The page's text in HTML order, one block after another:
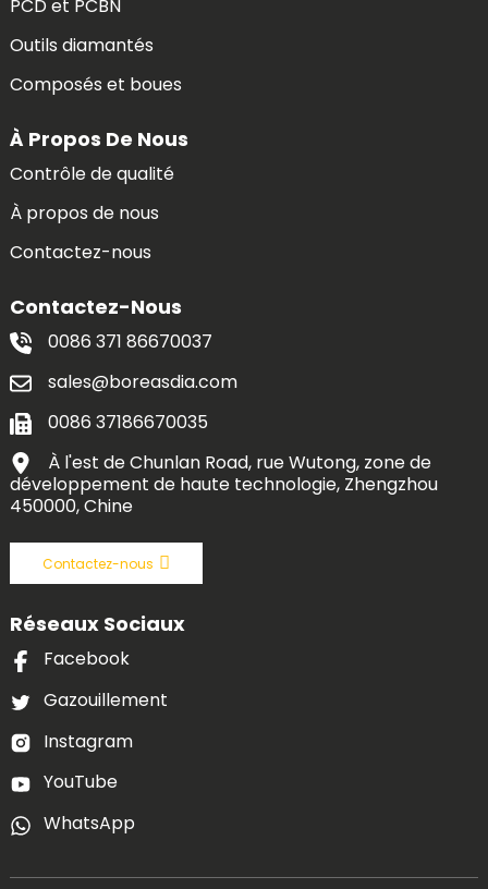
PCD et PCBN
Outils diamantés
Composés et boues
À Propos De Nous
Contrôle de qualité
À propos de nous
Contactez-nous
Contactez-Nous
0086 371 86670037
sales@boreasdia.com
0086 37186670035
À l'est de Chunlan Road, rue Wutong, zone de
développement de haute technologie, Zhengzhou
450000, Chine
Contactez-nous
Réseaux Sociaux
Facebook
Gazouillement
Instagram
YouTube
WhatsApp